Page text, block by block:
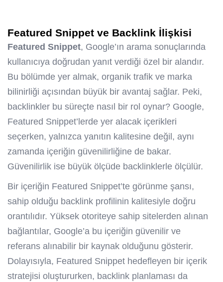
Featured Snippet ve Backlink İlişkisi
Featured Snippet, Google’ın arama sonuçlarında
kullanıcıya doğrudan yanıt verdiği özel bir alandır.
Bu bölümde yer almak, organik trafik ve marka
bilinirliği açısından büyük bir avantaj sağlar. Peki,
backlinkler bu süreçte nasıl bir rol oynar? Google,
Featured Snippet’lerde yer alacak içerikleri
seçerken, yalnızca yanıtın kalitesine değil, aynı
zamanda içeriğin güvenilirliğine de bakar.
Güvenilirlik ise büyük ölçüde backlinklerle ölçülür.
Bir içeriğin Featured Snippet’te görünme şansı,
sahip olduğu backlink profilinin kalitesiyle doğru
orantılıdır. Yüksek otoriteye sahip sitelerden alınan
bağlantılar, Google’a bu içeriğin güvenilir ve
referans alınabilir bir kaynak olduğunu gösterir.
Dolayısıyla, Featured Snippet hedefleyen bir içerik
stratejisi oluştururken, backlink planlaması da